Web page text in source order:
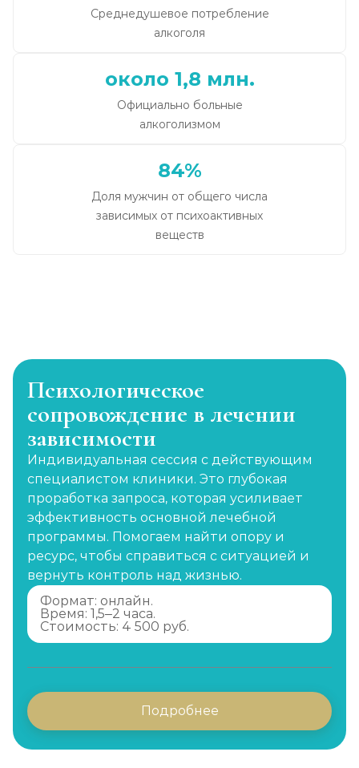
Среднедушевое потребление
алкоголя
около 1,8 млн.
Официально больные
алкоголизмом
84%
Доля мужчин от общего числа
зависимых от психоактивных
веществ
Психологическое
сопровождение в лечении
зависимости
Индивидуальная сессия с действующим
специалистом клиники. Это глубокая
проработка запроса, которая усиливает
эффективность основной лечебной
программы. Помогаем найти опору и
ресурс, чтобы справиться с ситуацией и
вернуть контроль над жизнью.
Формат: онлайн.
Время: 1,5–2 часа.
Стоимость: 4 500 руб.
Подробнее